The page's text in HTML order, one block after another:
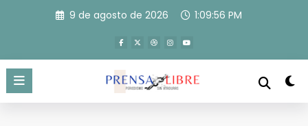
9 de agosto de 2026 1:09:57 PM